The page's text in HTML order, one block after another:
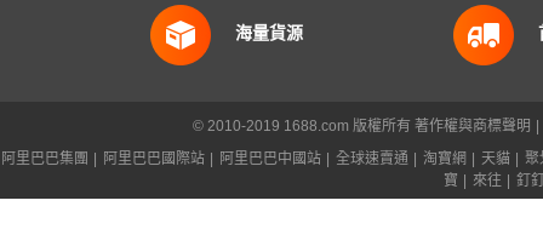
海量貨源
© 2010-2019 1688.com 版權所有 著作權與商標聲明
阿里巴巴集團
阿里巴巴國際站 阿里巴巴中國站 全球速賣通 淘寶網 天貓
聚
寶
來往 釘